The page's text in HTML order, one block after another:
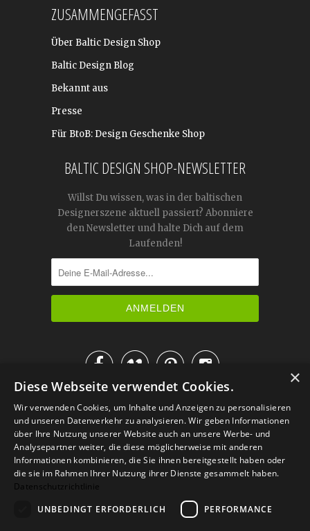
ZUSAMMENGEFASST
Über Baltic Design Shop
Baltic Design Blog
Bekannt aus
Presse
Für BtoB: Design Geschenke Shop
BALTIC DESIGN SHOP-NEWSLETTER
Willst Du wissen, was in der baltischen
Designerszene aktuell passiert? Abonniere
den Newsletter und halte Dich auf dem
Laufenden!

IM KATALOG BLÄTTERN
×
Diese Webseite verwendet Cookies.
Wir verwenden Cookies, um Inhalte und Anzeigen zu personalisieren
und unseren Datenverkehr zu analysieren. Wir geben Informationen
über Ihre Nutzung unserer Website auch an unsere Werbe- und
Analysepartner weiter, die diese möglicherweise mit anderen
Informationen kombinieren, die Sie ihnen bereitgestellt haben oder
die sie im Rahmen Ihrer Nutzung ihrer Dienste gesammelt haben.
Datenschutzrichtlinie
UNBEDINGT ERFORDERLICH
PERFORMANCE